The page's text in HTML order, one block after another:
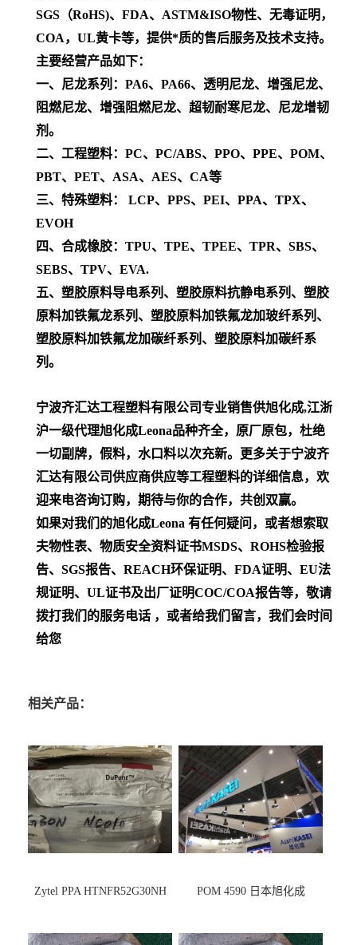
SGS（RoHS)、FDA、ASTM&ISO物性、无毒证明，
COA，UL黄卡等，提供*质的售后服务及技术支持。
主要经营产品如下：
一、尼龙系列：PA6、PA66、透明尼龙、增强尼龙、
阻燃尼龙、增强阻燃尼龙、超韧耐寒尼龙、尼龙增韧
剂。
二、工程塑料：PC、PC/ABS、PPO、PPE、POM、
PBT、PET、ASA、AES、CA等
三、特殊塑料： LCP、PPS、PEI、PPA、TPX、
EVOH
四、合成橡胶：TPU、TPE、TPEE、TPR、SBS、
SEBS、TPV、EVA.
五、塑胶原料导电系列、塑胶原料抗静电系列、塑胶
原料加铁氟龙系列、塑胶原料加铁氟龙加玻纤系列、
塑胶原料加铁氟龙加碳纤系列、塑胶原料加碳纤系
列。
宁波齐汇达工程塑料有限公司专业销售供旭化成,江浙
沪一级代理旭化成Leona品种齐全，原厂原包，杜绝
一切副牌，假料，水口料以次充新。更多关于宁波齐
汇达有限公司供应商供应等工程塑料的详细信息，欢
迎来电咨询订购，期待与你的合作，共创双赢。
如果对我们的旭化成Leona 有任何疑问，或者想索取
夫物性表、物质安全资料证书MSDS、ROHS检验报
告、SGS报告、REACH环保证明、FDA证明、EU法
规证明、UL证书及出厂证明COC/COA报告等，敬请
拨打我们的服务电话 ，或者给我们留言，我们会时间
给您
相关产品：
Zytel PPA HTNFR52G30NH POM 4590 日本旭化成